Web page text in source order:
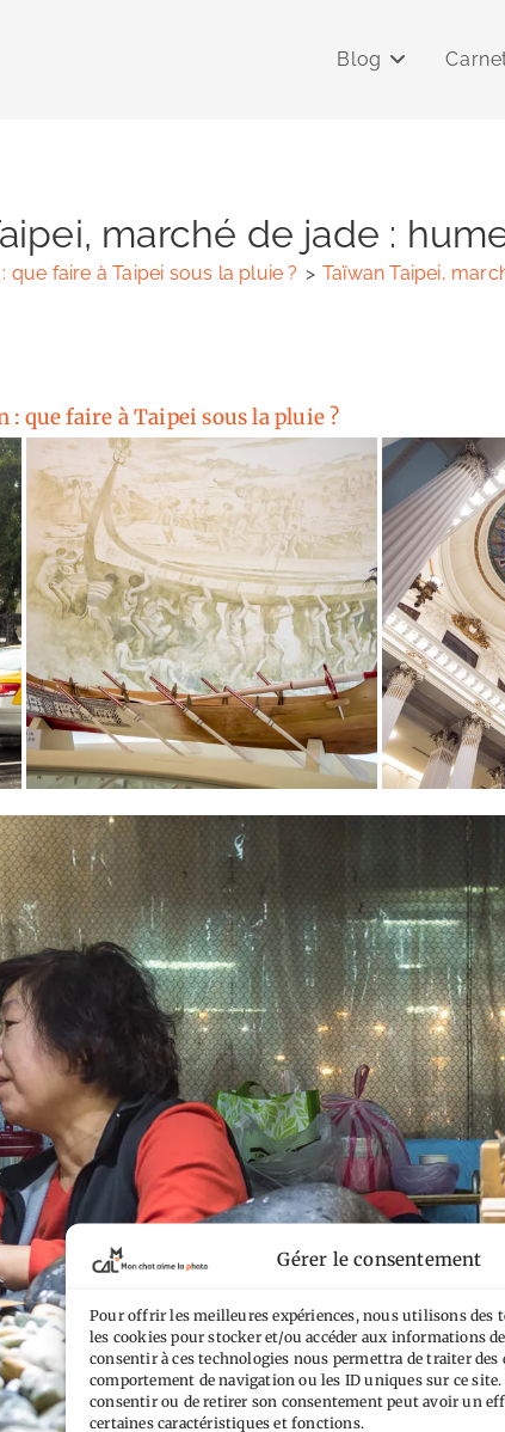
Gérer le consentement
Pour offrir les meilleures expériences, nous utilisons des
les cookies pour stocker et/ou accéder aux informations
consentir à ces technologies nous permettra de traiter des
comportement de navigation ou les ID uniques sur ce site.
consentir ou de retirer son consentement peut avoir un
certaines caractéristiques et fonctions.
Blog
marché de jade :
que faire à Taipei sous la pluie ? > Taïwan Taipei,
: que faire à Taipei sous la pluie ?